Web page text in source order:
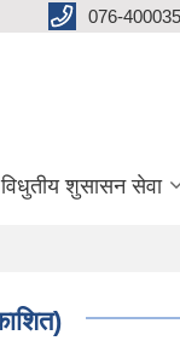
076-
विधुतीय शुसासन सेवा